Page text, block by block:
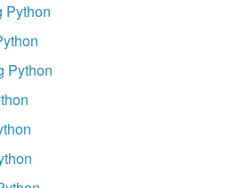
Python
Python